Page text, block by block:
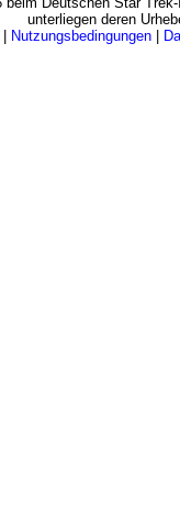
unterliegen deren
Nutzungsbedingungen